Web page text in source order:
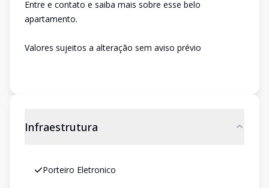
Entre e contato e saiba mais sobre esse belo
apartamento.
Valores sujeitos a alteração sem aviso prévio
Infraestrutura
Porteiro Eletronico